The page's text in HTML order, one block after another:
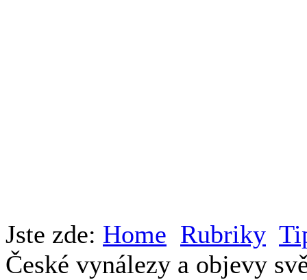
Jste zde: Home Rubriky
České vynálezy a objevy